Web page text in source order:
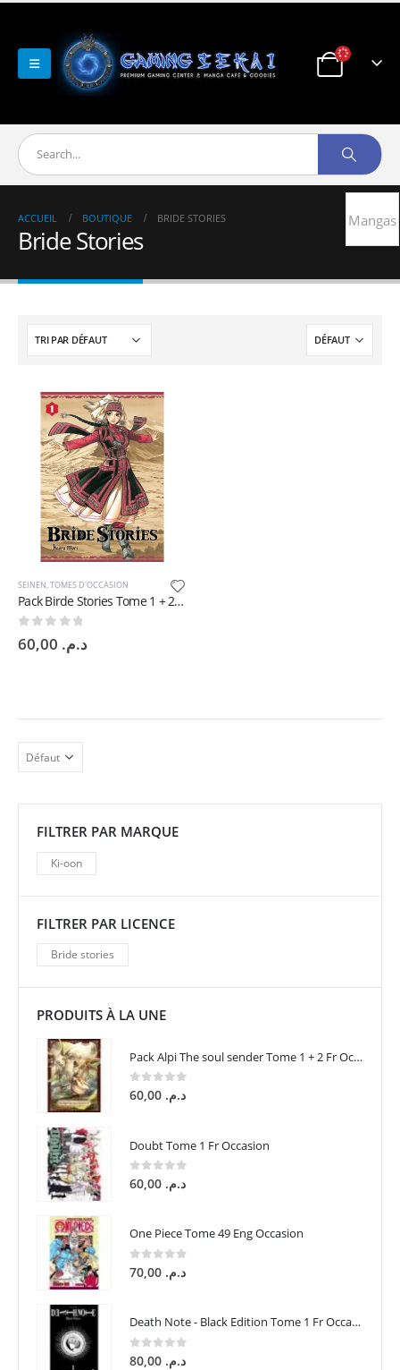
ACCUEIL BOUTIQUE BRIDE STORIES
Bride Stories
SEINEN,TOMES D'OCCASION
Pack Birde Stories Tome 1 + 2 Fr Occasion
0 sur 5د.م.
FILTRER PAR MARQUE
Ki-oon
FILTRER PAR LICENCE
Bride stories
PRODUITS À LA UNE
Pack Alpi The soul sender Tome 1 + 2 Fr Occasion
0sur 5د.م.
Doubt Tome 1 Fr Occasion
0sur 5د.م.
One Piece Tome 49 Eng Occasion
0sur 5د.م.
Death Note - Black Edition Tome 1 Fr Occasion
0sur 5د.م.
Mangas